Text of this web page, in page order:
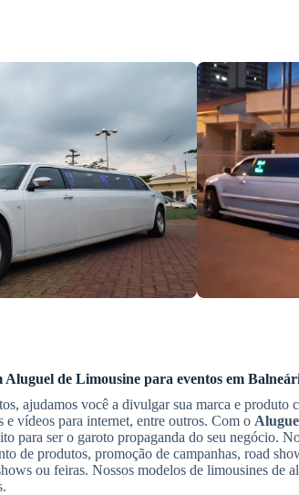
Aluguel de Limousine para eventos em
ajudamos você a divulgar sua marca e
e vídeos para internet, entre outros. Com o
para ser o garoto propaganda do seu negócio.
de produtos, promoção de campanhas, road
ou feiras. Nossos modelos de limousines de